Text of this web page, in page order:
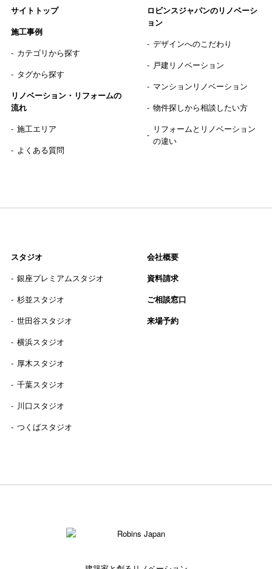
サイトトップ
施工事例
カテゴリから探す
タグから探す
リノベーション・リフォームの
流れ
施工エリア
よくある質問
ロビンスジャパンのリノベーシ
ョン
デザインへのこだわり
戸建リノベーション
マンションリノベーション
物件探しから相談したい方
リフォームとリノベーション
の違い
スタジオ
銀座プレミアムスタジオ
杉並スタジオ
世田谷スタジオ
横浜スタジオ
厚木スタジオ
千葉スタジオ
川口スタジオ
つくばスタジオ
会社概要
資料請求
ご相談窓口
来場予約